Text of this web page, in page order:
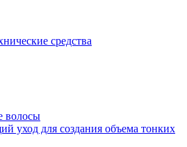
средства
волосы
уход для создания объема тонких